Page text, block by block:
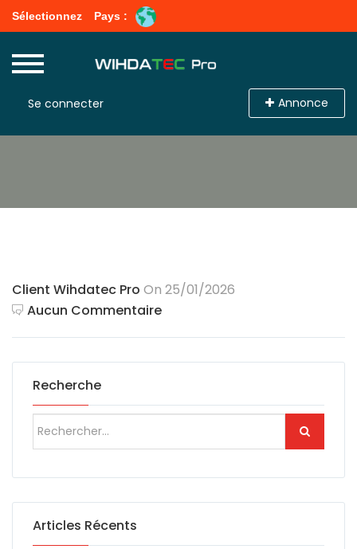
Sélectionnez Pays :
Se connecter Annonce
Client Wihdatec Pro On 25/01/2026
Aucun Commentaire
Recherche
Articles Récents